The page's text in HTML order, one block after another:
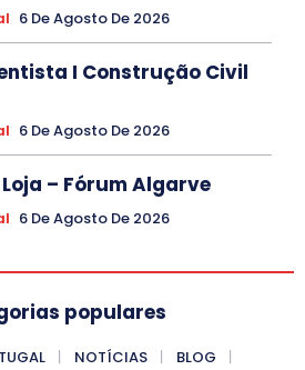
6 De Agosto De 2026
I Construção Civil
6 De Agosto De 2026
– Fórum Algarve
6 De Agosto De 2026
populares
NOTÍCIAS
BLOG